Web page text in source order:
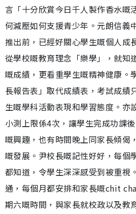
言「十分欣賞今日千人製作香水嘅
何減壓如何支援青少年。元朗信義
推出前，已經好關心學生嘅個人成
從學校嘅教育理念「樂學」，就知
嘅成績，更看重學生嘅精神健康。
長報告表」取代成績表，考試成績
生嘅學科活動表現和學習態度。亦
小測上限係4次，讓學生完成功課
嘅興趣，也有時間晚上同家長傾偈
嘅發展。尹校長嘅記性好好，每個
都知道，令學生深深感受到被重視
通，每個月都安排和家長嘅chit
期六嘅時間，與家長就校政以及教